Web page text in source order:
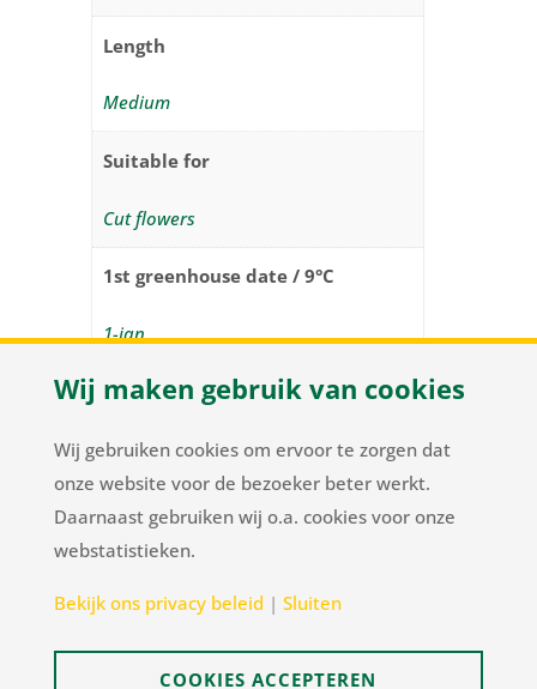
Length
Medium
Suitable for
Cut flowers
1st greenhouse date / 9°C
1-jan
1st Planting week / 5°C (week
48
23 548 34 00/ flowerbulbs@pnelis.nl
Wij maken gebruik van cookies
Wij gebruiken cookies om ervoor te zorgen dat
onze website voor de bezoeker beter werkt.
Daarnaast gebruiken wij o.a. cookies voor onze
webstatistieken.
Bekijk ons privacy beleid | Sluiten
COOKIES ACCEPTEREN